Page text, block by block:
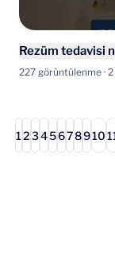
Rezüm tedavisi
227 görüntülenme ·
12345678910